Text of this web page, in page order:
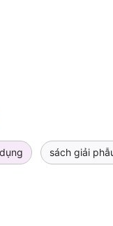
sách giải